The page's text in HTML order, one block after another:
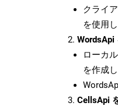
クライ
を使用し
WordsApi
ローカ
を作成し
CellsApi